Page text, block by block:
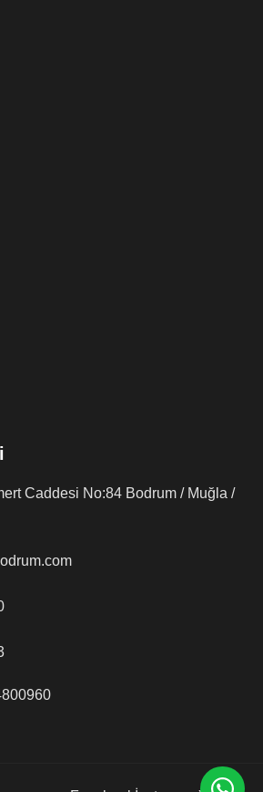
Caddesi No:84 Bodrum / Muğla /